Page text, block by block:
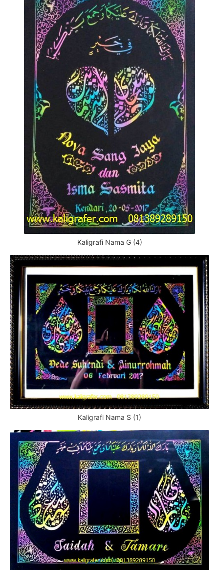
Kaligrafi Nama G (4)
Kaligrafi Nama S (1)